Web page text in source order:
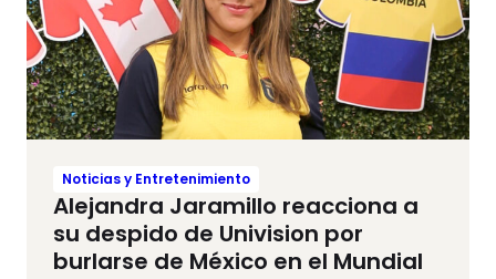
Noticias y Entretenimiento
Alejandra Jaramillo reacciona a
su despido de Univision por
burlarse de México en el Mundial